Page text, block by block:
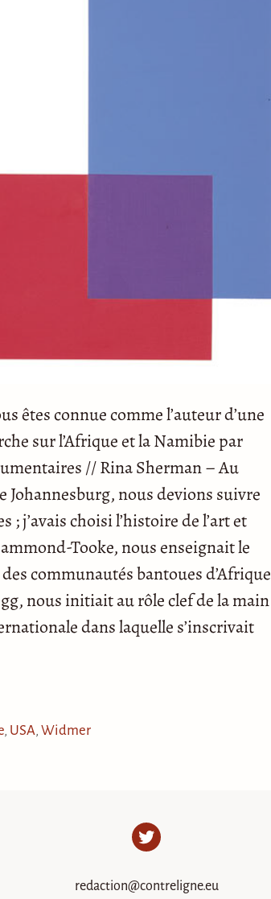
êtes connue comme l’auteur d’une
sur l’Afrique et la Namibie par
// Rina Sherman – Au
Johannesburg, nous devions suivre
; j’avais choisi l’histoire de l’art et
Tooke, nous enseignait le
communautés bantoues d’Afrique
nous initiait au rôle clef de la main
dans laquelle s’inscrivait
, USA, Widmer
Twitter
redaction@contreligne.eu